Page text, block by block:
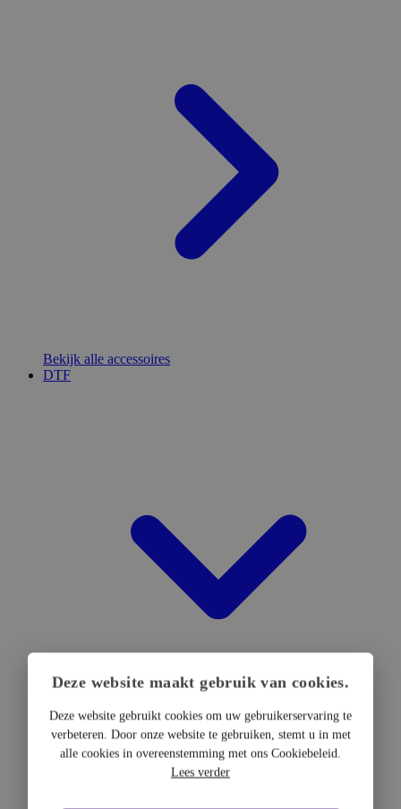
Bekijk alle accessoires
DTF
DTF Hardware
DTF Printers
Deze website maakt gebruik van cookies.
Deze website gebruikt cookies om uw gebruikerservaring te
verbeteren. Door onze website te gebruiken, stemt u in met
alle cookies in overeenstemming met ons Cookiebeleid.
Lees verder